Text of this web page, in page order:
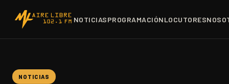
NOTICIASPROGRAMACIÓNLOCUTORES
NOTICIAS